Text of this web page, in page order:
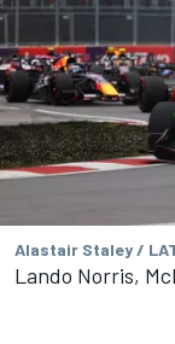
Alastair Staley /
Lando Norris,